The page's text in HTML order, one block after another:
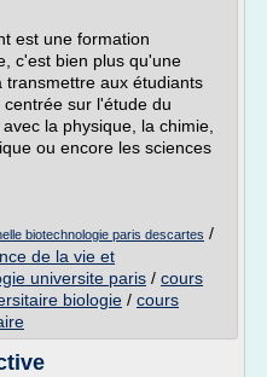
est une formation
c'est bien plus qu'une
transmettre aux étudiants
sur l'étude du
la physique, la chimie,
ou encore les sciences
biotechnologie paris descartes /
de la vie et
universite paris / cours
biologie / cours